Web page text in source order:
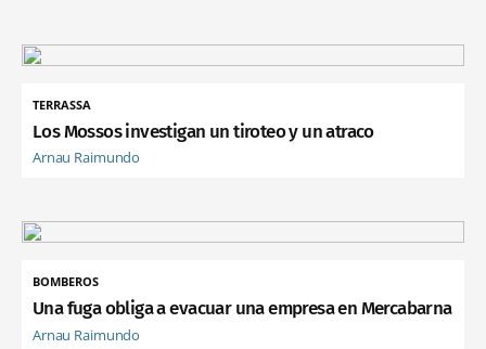
TERRASSA
Los Mossos investigan un tiroteo y un atraco
Arnau Raimundo
BOMBEROS
Una fuga obliga a evacuar una empresa en Mercabarna
Arnau Raimundo